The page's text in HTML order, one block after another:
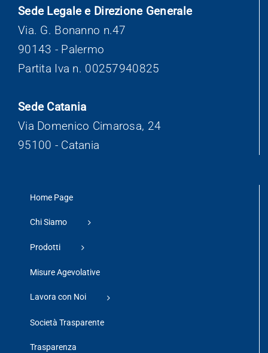
Sede Legale e Direzione Generale
Via. G. Bonanno n.47
90143 - Palermo
Partita Iva n. 00257940825
Sede Catania
Via Domenico Cimarosa, 24
95100 - Catania
Home Page
Chi Siamo
Prodotti
Misure Agevolative
Lavora con Noi
Società Trasparente
Trasparenza